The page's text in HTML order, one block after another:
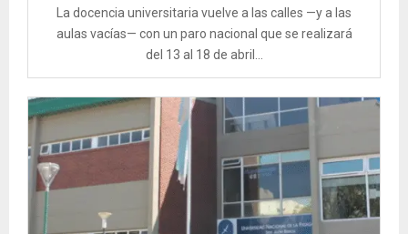
La docencia universitaria vuelve a las calles —y a las
aulas vacías— con un paro nacional que se realizará
del 13 al 18 de abril...